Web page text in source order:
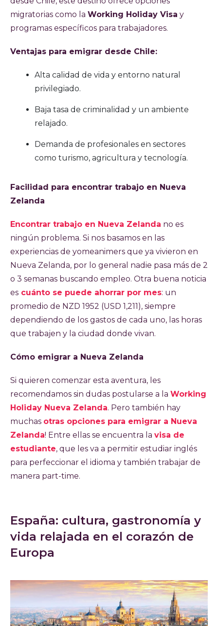
migratorias como la Working Holiday Visa y
programas específicos para trabajadores.
Ventajas para emigrar desde Chile:
Alta calidad de vida y entorno natural
privilegiado.
Baja tasa de criminalidad y un ambiente
relajado.
Demanda de profesionales en sectores
como turismo, agricultura y tecnología.
Facilidad para encontrar trabajo en Nueva
Zelanda
Encontrar trabajo en Nueva Zelanda no es
ningún problema. Si nos basamos en las
experiencias de yomeanimers que ya vivieron en
Nueva Zelanda, por lo general nadie pasa más de 2
o 3 semanas buscando empleo. Otra buena noticia
es cuánto se puede ahorrar por mes: un
promedio de NZD 1952 (USD 1,211), siempre
dependiendo de los gastos de cada uno, las horas
que trabajen y la ciudad donde vivan.
Cómo emigrar a Nueva Zelanda
Si quieren comenzar esta aventura, les
recomendamos sin dudas postularse a la Working
Holiday Nueva Zelanda. Pero también hay
muchas otras opciones para emigrar a Nueva
Zelanda! Entre ellas se encuentra la visa de
estudiante, que les va a permitir estudiar inglés
para perfeccionar el idioma y también trabajar de
manera part-time.
España: cultura, gastronomía y
vida relajada en el corazón de
Europa